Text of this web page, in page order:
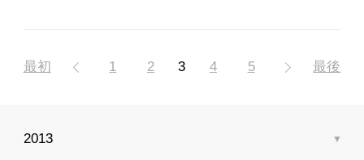
最初
前
1 2 3 4 5
次
最後